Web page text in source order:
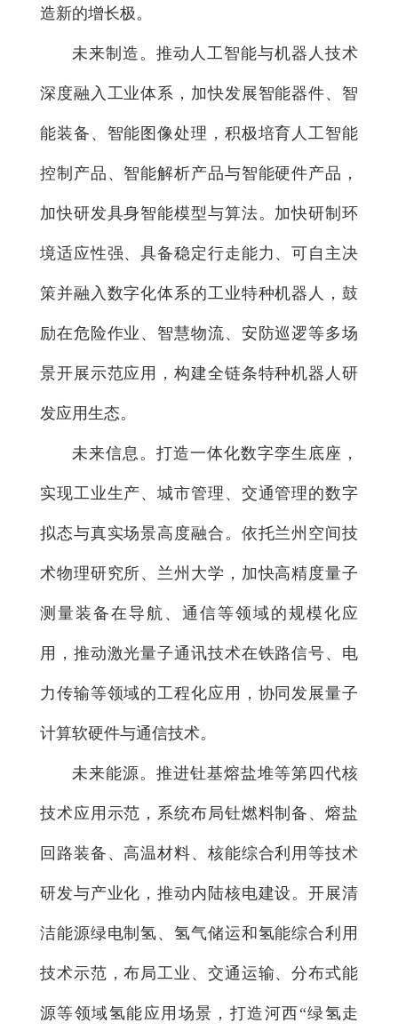
造新的增长极。
未来制造。推动人工智能与机器人技术
深度融入工业体系，加快发展智能器件、智
能装备、智能图像处理，积极培育人工智能
控制产品、智能解析产品与智能硬件产品，
加快研发具身智能模型与算法。加快研制环
境适应性强、具备稳定行走能力、可自主决
策并融入数字化体系的工业特种机器人，鼓
励在危险作业、智慧物流、安防巡逻等多场
景开展示范应用，构建全链条特种机器人研
发应用生态。
未来信息。打造一体化数字孪生底座，
实现工业生产、城市管理、交通管理的数字
拟态与真实场景高度融合。依托兰州空间技
术物理研究所、兰州大学，加快高精度量子
测量装备在导航、通信等领域的规模化应
用，推动激光量子通讯技术在铁路信号、电
力传输等领域的工程化应用，协同发展量子
计算软硬件与通信技术。
未来能源。推进钍基熔盐堆等第四代核
技术应用示范，系统布局钍燃料制备、熔盐
回路装备、高温材料、核能综合利用等技术
研发与产业化，推动内陆核电建设。开展清
洁能源绿电制氢、氢气储运和氢能综合利用
技术示范，布局工业、交通运输、分布式能
源等领域氢能应用场景，打造河西“绿氢走